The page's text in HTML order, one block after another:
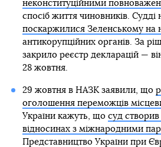
неконституційними
спосіб життя чиновників. Судді
поскаржилися Зеленському на
антикорупційних органів. За
закрило реєстр декларацій —
28 жовтня.
29 жовтня в НАЗК заявили, що
оголошення переможців
України кажуть, що суд
відносинах з міжнародними
Представництво України при